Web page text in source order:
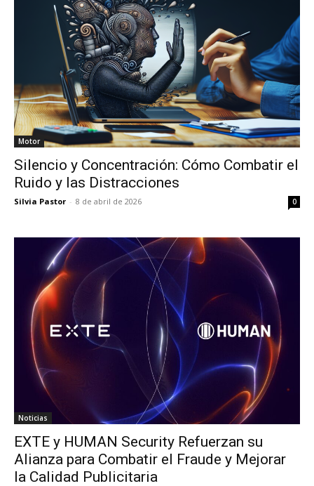
Motor
Silencio y Concentración: Cómo Combatir el
Ruido y las Distracciones
Silvia Pastor - 8 de abril de 2026 0
Noticias
EXTE y HUMAN Security Refuerzan su
Alianza para Combatir el Fraude y Mejorar
la Calidad Publicitaria